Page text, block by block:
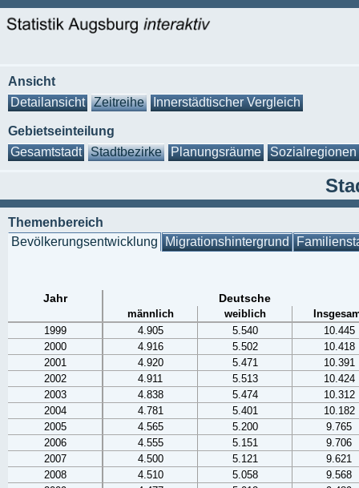
Ansicht
Detailansicht
Zeitreihe Innerstädtischer Vergleich
Gebietseinteilung
Gesamtstadt
Stadtbezirke Planungsräume Sozialregionen
Themenbereich
Bevölkerungsentwicklung Migrationshintergrund
Jahr Deutsche
männlich weiblich
1999
4.905 5.540
10.445
2000
4.916 5.502
10.418
2001
4.920 5.471
10.391
2002
4.911 5.513
10.424
2003
4.838 5.474
10.312
2004
4.781 5.401
10.182
2005
4.565 5.200
9.765
2006
4.555 5.151
9.706
2007
4.500 5.121
9.621
2008
4.510 5.058
9.568